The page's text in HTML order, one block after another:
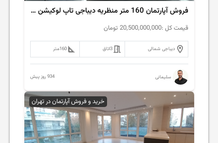
فروش آپارتمان 160 متر منظریه دیباجی تاپ لوکیشن غرق در نور
قیمت کل :20,500,000,000 تومان
دیباجی شمالی 3اتاق 160متر
سلیمانی 934 روز پیش
خرید و فروش آپارتمان در تهران